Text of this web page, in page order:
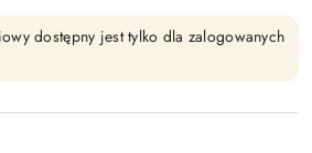
dostępny jest tylko dla zalogowanych